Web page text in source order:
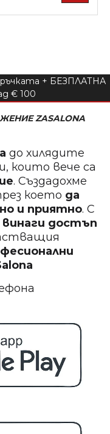
+ БЕЗПЛАТНА
€ 100
ZASALONA
до хилядите
които вече са
. Създадохме
което да
и приятно. С
достъп